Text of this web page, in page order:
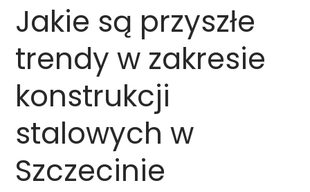
Jakie są przyszłe
trendy w zakresie
konstrukcji
stalowych w
Szczecinie